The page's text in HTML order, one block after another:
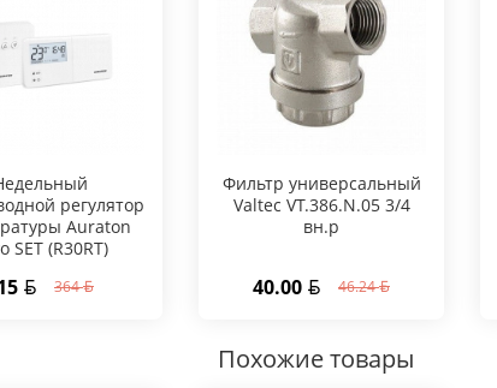
регулятор
Auraton
SET (R30RT)
364
Фильтр универсальный
Valtec VT.386.N.05 3/4
вн.р
40.00 46.24
Похожие товары